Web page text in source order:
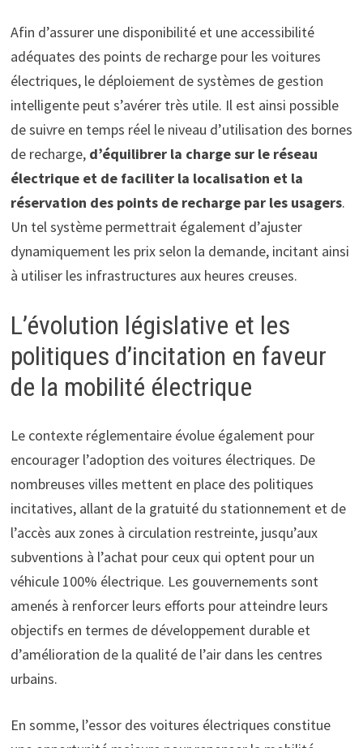
Afin d’assurer une disponibilité et une accessibilité
adéquates des points de recharge pour les voitures
électriques, le déploiement de systèmes de gestion
intelligente peut s’avérer très utile. Il est ainsi possible
de suivre en temps réel le niveau d’utilisation des bornes
de recharge, d’équilibrer la charge sur le réseau
électrique et de faciliter la localisation et la
réservation des points de recharge par les usagers.
Un tel système permettrait également d’ajuster
dynamiquement les prix selon la demande, incitant ainsi
à utiliser les infrastructures aux heures creuses.
L’évolution législative et les
politiques d’incitation en faveur
de la mobilité électrique
Le contexte réglementaire évolue également pour
encourager l’adoption des voitures électriques. De
nombreuses villes mettent en place des politiques
incitatives, allant de la gratuité du stationnement et de
l’accès aux zones à circulation restreinte, jusqu’aux
subventions à l’achat pour ceux qui optent pour un
véhicule 100% électrique. Les gouvernements sont
amenés à renforcer leurs efforts pour atteindre leurs
objectifs en termes de développement durable et
d’amélioration de la qualité de l’air dans les centres
urbains.
En somme, l’essor des voitures électriques constitue